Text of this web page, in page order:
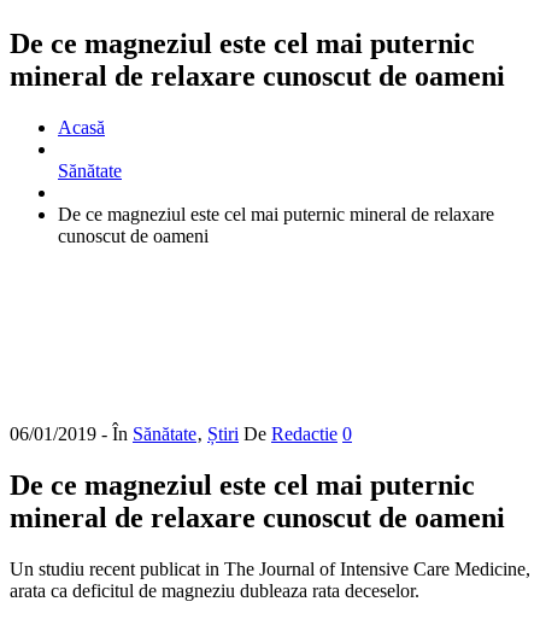
De ce magneziul este cel mai puternic
mineral de relaxare cunoscut de oameni
Acasă
Sănătate
De ce magneziul este cel mai puternic mineral de relaxare
cunoscut de oameni
06/01/2019 - În Sănătate‚ Știri De Redactie 0
De ce magneziul este cel mai puternic
mineral de relaxare cunoscut de oameni
Un studiu recent publicat in The Journal of Intensive Care Medicine,
arata ca deficitul de magneziu dubleaza rata deceselor.